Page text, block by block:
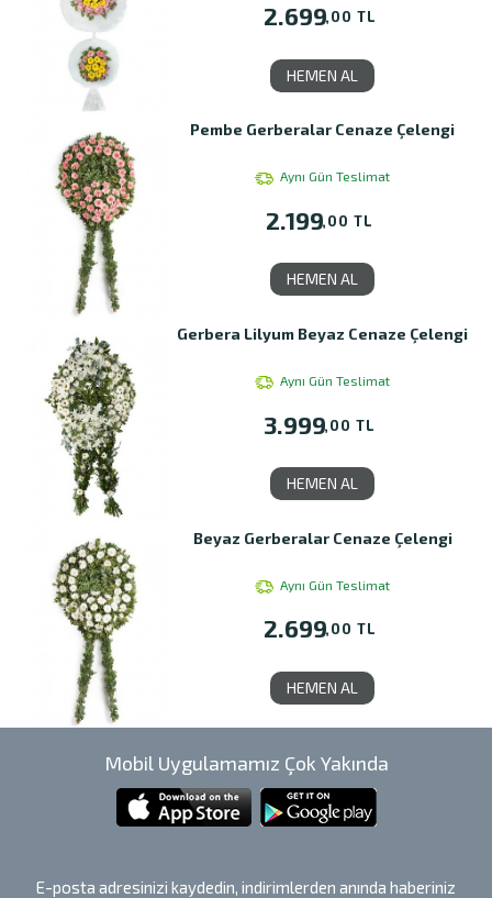
2.699,00 TL
HEMEN AL
Pembe Gerberalar Cenaze Çelengi
Aynı Gün Teslimat
2.199,00 TL
HEMEN AL
Gerbera Lilyum Beyaz Cenaze Çelengi
Aynı Gün Teslimat
3.999,00 TL
HEMEN AL
Beyaz Gerberalar Cenaze Çelengi
Aynı Gün Teslimat
2.699,00 TL
HEMEN AL
Mobil Uygulamamız Çok Yakında
E-posta adresinizi kaydedin, indirimlerden anında haberiniz